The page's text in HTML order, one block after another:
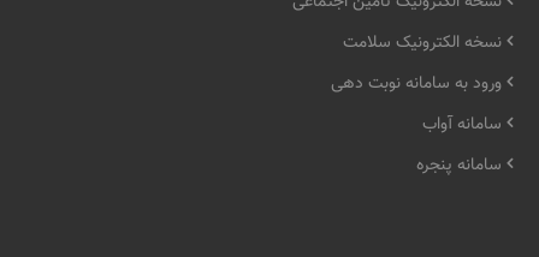
نسخه الکترونیک سلامت
ورود به سامانه نوبت دهی
سامانه آواب
سامانه پنجره